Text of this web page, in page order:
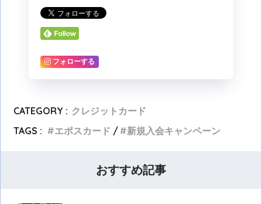
フォローする
CATEGORY : クレジットカード
TAGS :
エポスカード 新規入会キャンペーン
おすすめ記事